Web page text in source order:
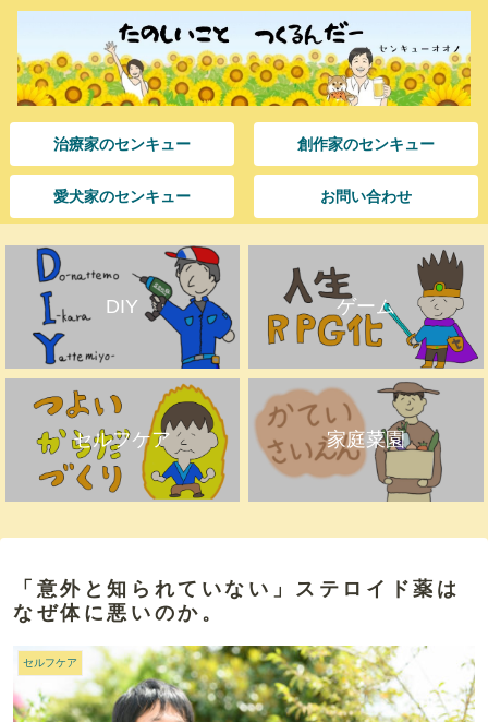
治療家のセンキュー 創作家のセンキュー
愛犬家のセンキュー お問い合わせ
DIY ゲーム
セルフケア 家庭菜園
「意外と知られていない」ステロイド薬は
なぜ体に悪いのか。
セルフケア